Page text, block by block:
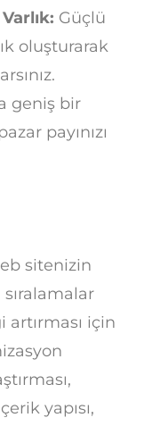
Güçlü
oluşturarak
geniş bir
payınızı
sitenizin
için
yapısı,